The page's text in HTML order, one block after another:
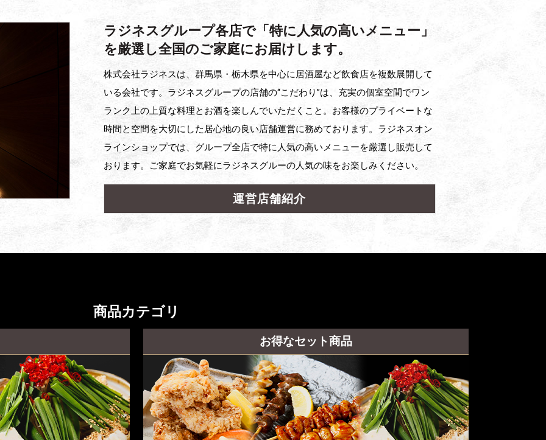
ラジネスグループ各店で「特に人気の高いメニュー」
を厳選し全国のご家庭にお届けします。
株式会社ラジネスは、群馬県・栃木県を中心に居酒屋など飲食店を複数展開して
いる会社です。ラジネスグループの店舗の“こだわり”は、充実の個室空間でワン
ランク上の上質な料理とお酒を楽しんでいただくこと。お客様のプライベートな
時間と空間を大切にした居心地の良い店舗運営に務めております。ラジネスオン
ラインショップでは、グループ全店で特に人気の高いメニューを厳選し販売して
おります。ご家庭でお気軽にラジネスグルーの人気の味をお楽しみください。
運営店舗紹介
商品カテゴリ
お得なセット商品